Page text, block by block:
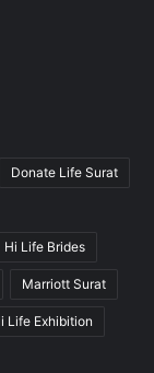
Donate Life Surat
Hi Life Brides
Marriott Surat
Life Exhibition